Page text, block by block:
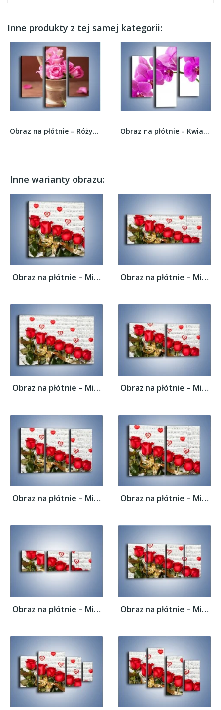
Inne produkty z tej samej kategorii:
Obraz na płótnie – Różyczki dla małej... Obraz na płótnie – Kwiaty w lewą stronę –...
Inne warianty obrazu:
Obraz na płótnie – Miłosne melodie wśród... Obraz na płótnie – Miłosne melodie wśród...
Obraz na płótnie – Miłosne melodie wśród... Obraz na płótnie – Miłosne melodie wśród...
Obraz na płótnie – Miłosne melodie wśród... Obraz na płótnie – Miłosne melodie wśród...
Obraz na płótnie – Miłosne melodie wśród... Obraz na płótnie – Miłosne melodie wśród...